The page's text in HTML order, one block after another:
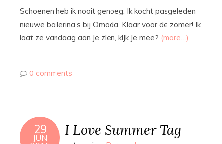
Schoenen heb ik nooit genoeg. Ik kocht pasgeleden
nieuwe ballerina’s bij Omoda. Klaar voor de zomer! Ik
laat ze vandaag aan je zien, kijk je mee? (more…)
0 comments
29
JUN I Love Summer Tag